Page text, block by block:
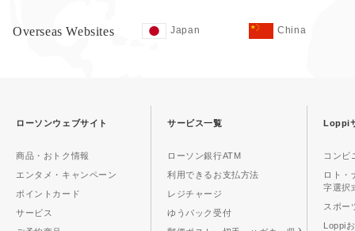
Overseas Websites Japan China
ローソンウェブサイト
商品・おトク情報
エンタメ・キャンペーン
ポイントカード
サービス
サービス一覧
ローソン銀行ATM
利用できるお支払方法
レジチャージ
ゆうパック受付
Loppi
コンビ
ロト・
字選択
スポー
Loppi